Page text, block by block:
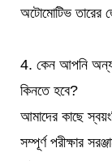
অটোমোটিভ তারের
4. কেন আপনি অন্য
কিনতে হবে?
আমাদের কাছে
সম্পূর্ণ পরীক্ষার